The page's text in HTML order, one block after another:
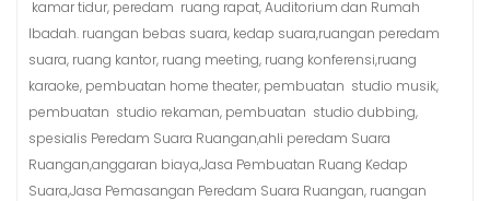
kamar tidur, peredam ruang rapat, Auditorium dan Rumah
Ibadah. ruangan bebas suara, kedap suara,ruangan peredam
suara, ruang kantor, ruang meeting, ruang konferensi,ruang
karaoke, pembuatan home theater, pembuatan studio musik,
pembuatan studio rekaman, pembuatan studio dubbing,
spesialis Peredam Suara Ruangan,ahli peredam Suara
Ruangan,anggaran biaya,Jasa Pembuatan Ruang Kedap
Suara,Jasa Pemasangan Peredam Suara Ruangan, ruangan